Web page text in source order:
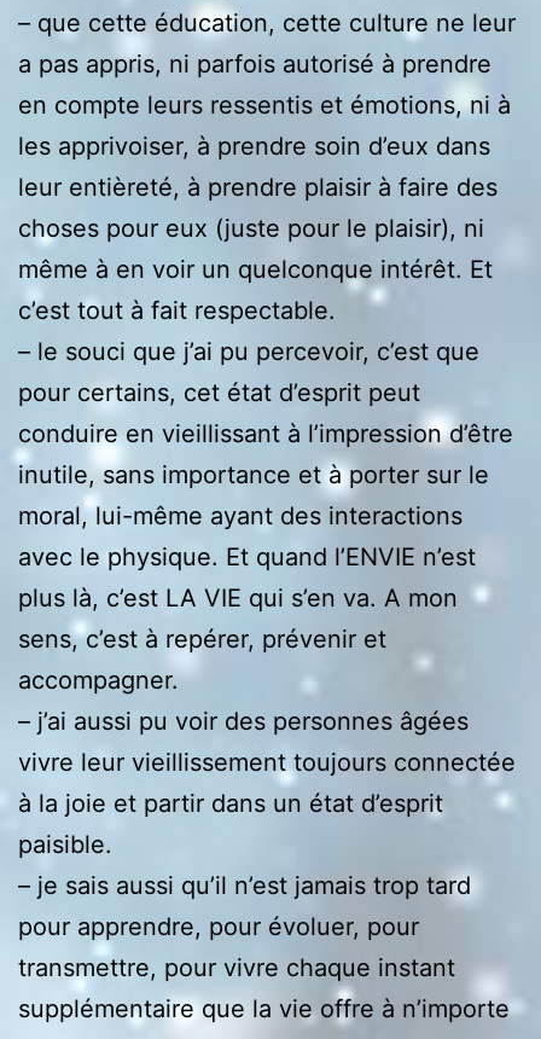
– que cette éducation, cette culture ne leur
a pas appris, ni parfois autorisé à prendre
en compte leurs ressentis et émotions, ni à
les apprivoiser, à prendre soin d’eux dans
leur entièreté, à prendre plaisir à faire des
choses pour eux (juste pour le plaisir), ni
même à en voir un quelconque intérêt. Et
c’est tout à fait respectable.
– le souci que j’ai pu percevoir, c’est que
pour certains, cet état d’esprit peut
conduire en vieillissant à l’impression d’être
inutile, sans importance et à porter sur le
moral, lui-même ayant des interactions
avec le physique. Et quand l’ENVIE n’est
plus là, c’est LA VIE qui s’en va. A mon
sens, c’est à repérer, prévenir et
accompagner.
– j’ai aussi pu voir des personnes âgées
vivre leur vieillissement toujours connectée
à la joie et partir dans un état d’esprit
paisible.
– je sais aussi qu’il n’est jamais trop tard
pour apprendre, pour évoluer, pour
transmettre, pour vivre chaque instant
supplémentaire que la vie offre à n’importe